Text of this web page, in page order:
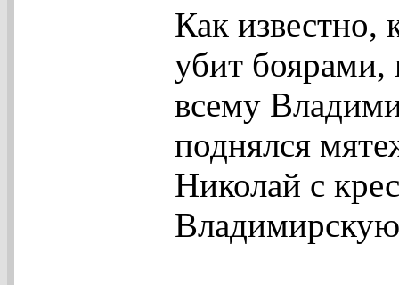
Как известно,
убит боярами,
всему
поднялся
Николай с